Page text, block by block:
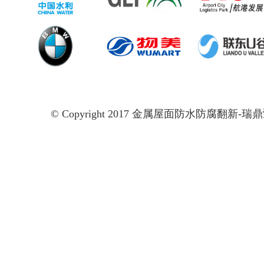
© Copyright 2017 金属屋面防水防腐翻新-瑞